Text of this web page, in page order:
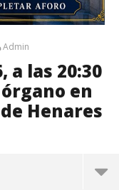
Admin
a las 20:30
en
Henares